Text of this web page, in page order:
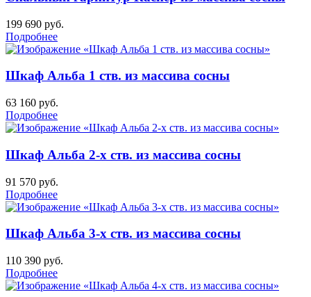
199 690 руб.
Подробнее
Шкаф Альба 1 ств. из массива сосны
63 160 руб.
Подробнее
Шкаф Альба 2-х ств. из массива сосны
91 570 руб.
Подробнее
Шкаф Альба 3-х ств. из массива сосны
110 390 руб.
Подробнее